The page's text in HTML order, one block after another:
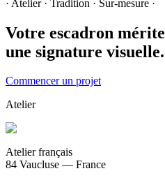
· Atelier · Tradition · Sur-mesure ·
Votre escadron mérite
une signature visuelle.
Commencer un projet
Atelier
Atelier français
84 Vaucluse — France